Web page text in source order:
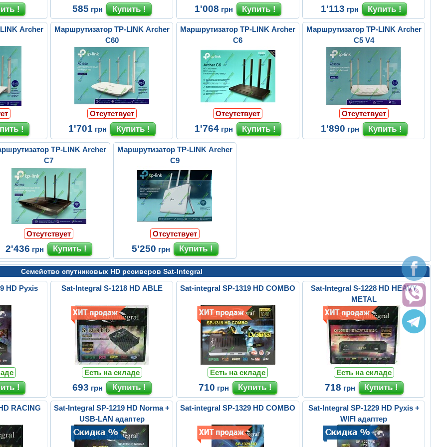
585 грн 1'008 грн 1'113 грн
Archer
Маршрутизатор TP-LINK Archer
C60
Отсутствует
1'701 грн
Маршрутизатор TP-LINK Archer
C6
Отсутствует
1'764 грн
Маршрутизатор TP-LINK Archer
C5 V4
Отсутствует
1'890 грн
TP-LINK Archer
C7
Отсутствует
2'436 грн
Маршрутизатор TP-LINK Archer
C9
Отсутствует
5'250 грн
Семейство спутниковых HD ресиверов Sat-Integral
HD Pyxis Sat-Integral S-1218 HD ABLE
Есть на складе
693 грн
Sat-integral SP-1319 HD COMBO
Есть на складе
710 грн
Sat-Integral S-1228 HD HEAVY
METAL
Есть на складе
718 грн
RACING
Sat-Integral SP-1219 HD Norma +
USB-LAN адаптер
Sat-integral SP-1329 HD COMBO
Sat-Integral SP-1229 HD Pyxis +
WIFI адаптер